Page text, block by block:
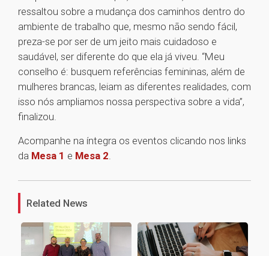
ressaltou sobre a mudança dos caminhos dentro do
ambiente de trabalho que, mesmo não sendo fácil,
preza-se por ser de um jeito mais cuidadoso e
saudável, ser diferente do que ela já viveu. “Meu
conselho é: busquem referências femininas, além de
mulheres brancas, leiam as diferentes realidades, com
isso nós ampliamos nossa perspectiva sobre a vida”,
finalizou.
Acompanhe na íntegra os eventos clicando nos links
da Mesa 1 e Mesa 2.
Related News